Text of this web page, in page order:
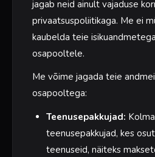
jagab neid ainult vajaduse
privaatsuspoliitikaga. Me ei
kaubelda teie
osapooltele.
Me võime jagada teie
osapooltega:
Teenusepakkujad:
teenusepakkujad, kes
teenuseid, näiteks